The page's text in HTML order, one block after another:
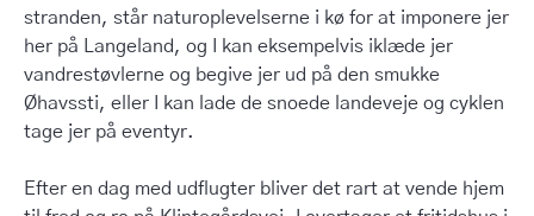
stranden, står naturoplevelserne i kø for at imponere jer
her på Langeland, og I kan eksempelvis iklæde jer
vandrestøvlerne og begive jer ud på den smukke
Øhavssti, eller I kan lade de snoede landeveje og cyklen
tage jer på eventyr.
Efter en dag med udflugter bliver det rart at vende hjem